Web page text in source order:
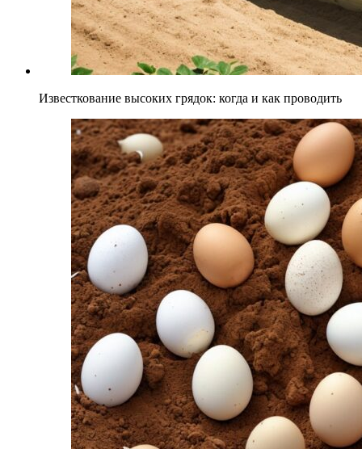
Известкование высоких грядок: когда и как проводить